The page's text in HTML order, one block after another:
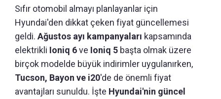
Sıfır otomobil almayı planlayanlar için
Hyundai'den dikkat çeken fiyat güncellemesi
geldi. Ağustos ayı kampanyaları kapsamında
elektrikli Ioniq 6ve Ioniq 5 başta olmak üzere
birçok modelde büyük indirimler uygulanırken,
Tucson, Bayon ve i20'de de önemli fiyat
avantajları sunuldu. İşte Hyundai'nin güncel